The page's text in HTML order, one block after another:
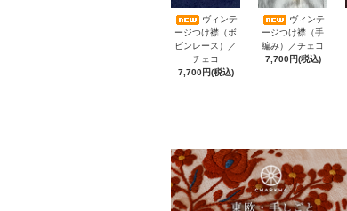
ヴィンテ
ージつけ襟（ボ
ビンレース）／
チェコ
7,700円(税込)
ヴィンテ
ージつけ襟（手
編み）／チェコ
7,700円(税込)